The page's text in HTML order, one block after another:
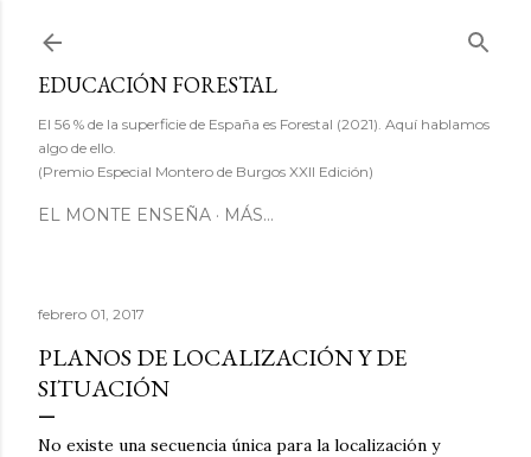
EDUCACIÓN FORESTAL
El 56 % de la superficie de España es Forestal (2021). Aquí hablamos
algo de ello.
(Premio Especial Montero de Burgos XXII Edición)
EL MONTE ENSEÑA MÁS…
febrero 01, 2017
PLANOS DE LOCALIZACIÓN Y DE
SITUACIÓN
No existe una secuencia única para la localización y